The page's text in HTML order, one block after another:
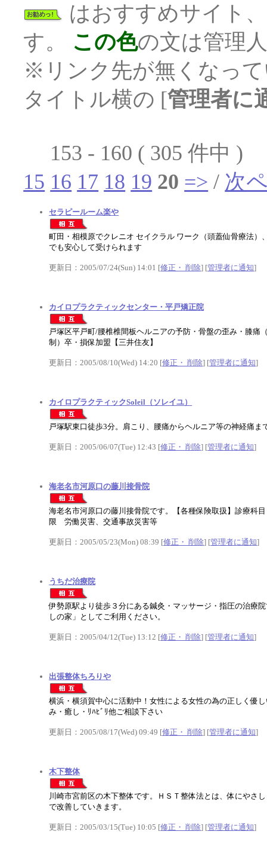
はおすすめサイト
す。 この色の文は管理
※リンク先が無くなっ
タイトル横の [管理者に
153 - 160 ( 305 件中
15 16 17 18 19 20 => / 次
セラピールーム楽や
町田・相模原でクレニオ セイクラル ワーク（頭蓋仙骨療法
でも安心して受けられます
更新日：2005/07/24(Sun) 14:01 [修正・ 削除] [管理者に通知]
カイロプラクティックセンター・平戸矯正院
戸塚区平戸町/腰椎椎間板ヘルニアの予防・骨盤の歪み・膝
制）卒・損保加盟【三井住友】
更新日：2005/08/10(Wed) 14:20 [修正・ 削除] [管理者に通知]
カイロプラクティックSoleil（ソレイユ）
戸塚駅東口徒歩3分。肩こり、腰痛からヘルニア等の神経痛
更新日：2005/06/07(Tue) 12:43 [修正・ 削除] [管理者に通知]
海老名市河原口の藤川接骨院
海老名市河原口の藤川接骨院です。【各種保険取扱】診療
限 労働災害、交通事故災害等
更新日：2005/05/23(Mon) 08:39 [修正・ 削除] [管理者に通知]
うちだ治療院
伊勢原駅より徒歩３分にある鍼灸・マッサージ・指圧の治療
しの家」としてご利用ください。
更新日：2005/04/12(Tue) 13:12 [修正・ 削除] [管理者に通知]
出張整体ちろりや
横浜・横須賀中心に活動中！女性による女性の為の正しく優
み・癒し・ﾘﾊﾋﾞﾘ他ご相談下さい
更新日：2005/08/17(Wed) 09:49 [修正・ 削除] [管理者に通知]
木下整体
川崎市宮前区の木下整体です。ＨＳＴ整体法とは、体にやさ
で改善していきます。
更新日：2005/03/15(Tue) 10:05 [修正・ 削除] [管理者に通知]